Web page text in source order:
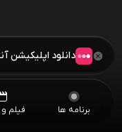
برنامه ها فیلم
دانلود اپلیکیشن